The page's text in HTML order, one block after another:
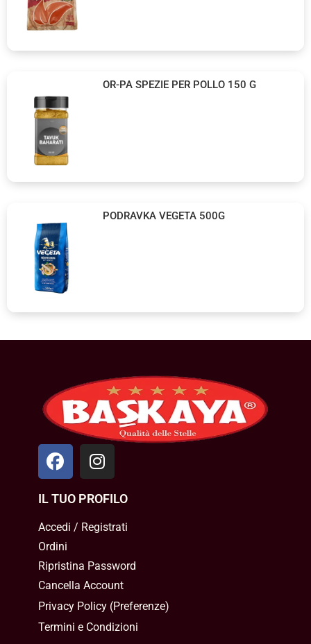
OR-PA SPEZIE PER POLLO 150 G
PODRAVKA VEGETA 500G
IL TUO PROFILO
Accedi / Registrati
Ordini
Ripristina Password
Cancella Account
Privacy Policy(Preferenze)
Termini e Condizioni